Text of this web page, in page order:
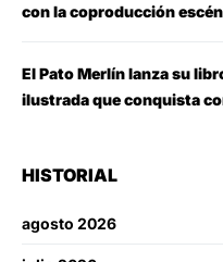
con la coproducción
El Pato Merlín lanza su
ilustrada que conquista
HISTORIAL
agosto 2026